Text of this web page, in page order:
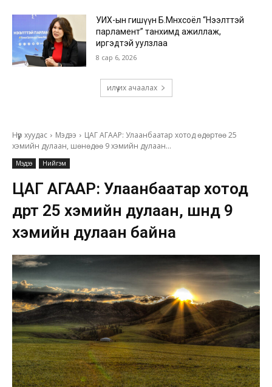
УИХ-ын гишүүн Б.Мөнхсоёл “Нээлттэй
парламент” танхимд ажиллаж,
иргэдтэй уулзлаа
8 сар 6, 2026
илүү их ачаалах